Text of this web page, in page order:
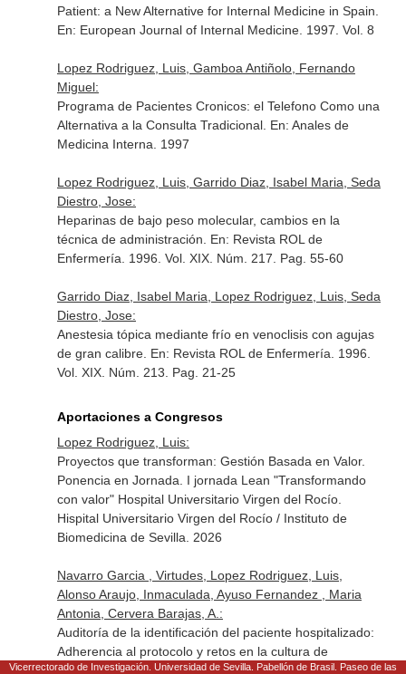
Patient: a New Alternative for Internal Medicine in Spain.
En: European Journal of Internal Medicine. 1997. Vol. 8
Lopez Rodriguez, Luis, Gamboa Antiñolo, Fernando
Miguel:
Programa de Pacientes Cronicos: el Telefono Como una
Alternativa a la Consulta Tradicional. En: Anales de
Medicina Interna . 1997
Lopez Rodriguez, Luis, Garrido Diaz, Isabel Maria, Seda
Diestro, Jose:
Heparinas de bajo peso molecular, cambios en la
técnica de administración. En: Revista ROL de
Enfermería . 1996. Vol. XIX. Núm. 217. Pag. 55-60
Garrido Diaz, Isabel Maria, Lopez Rodriguez, Luis, Seda
Diestro, Jose:
Anestesia tópica mediante frío en venoclisis con agujas
de gran calibre. En: Revista ROL de Enfermería . 1996.
Vol. XIX. Núm. 213. Pag. 21-25
Aportaciones a Congresos
Lopez Rodriguez, Luis:
Proyectos que transforman: Gestión Basada en Valor.
Ponencia en Jornada. I jornada Lean "Transformando
con valor" Hospital Universitario Virgen del Rocío.
Hispital Universitario Virgen del Rocío / Instituto de
Biomedicina de Sevilla. 2026
Navarro Garcia , Virtudes, Lopez Rodriguez, Luis,
Alonso Araujo, Inmaculada, Ayuso Fernandez , Maria
Antonia, Cervera Barajas, A.:
Auditoría de la identificación del paciente hospitalizado:
Adherencia al protocolo y retos en la cultura de
seguridad. Comunicación en congreso. XXIX Congreso
Vicerrectorado de Investigación. Universidad de Sevilla. Pabellón de Brasil. Paseo de las